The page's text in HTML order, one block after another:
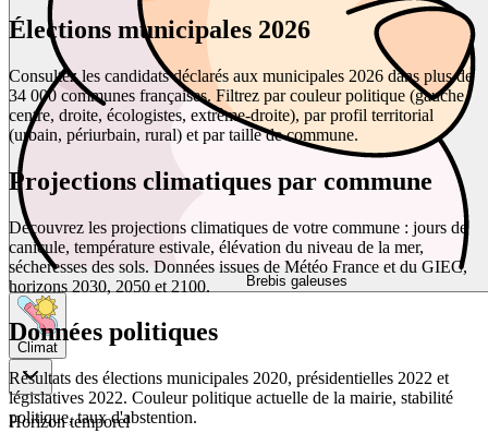
Brebis galeuses
Climat
Horizon temporel
Élections municipales 2026
Consultez les candidats déclarés aux municipales 2026 dans plus de
34 000 communes françaises. Filtrez par couleur politique (gauche,
centre, droite, écologistes, extrême-droite), par profil territorial
(urbain, périurbain, rural) et par taille de commune.
Projections climatiques par commune
Découvrez les projections climatiques de votre commune : jours de
canicule, température estivale, élévation du niveau de la mer,
sécheresses des sols. Données issues de Météo France et du GIEC,
horizons 2030, 2050 et 2100.
Données politiques
Résultats des élections municipales 2020, présidentielles 2022 et
législatives 2022. Couleur politique actuelle de la mairie, stabilité
politique, taux d'abstention.